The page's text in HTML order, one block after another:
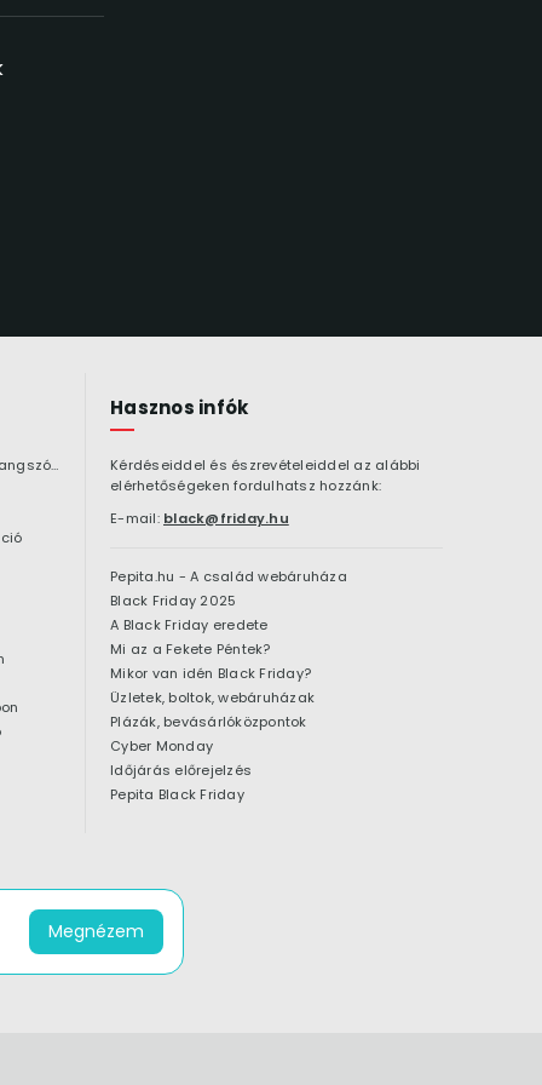
Bluetooth hangszóró
Hasznos infók
Kérdéseiddel és észrevételeiddel az alábbi
elérhetőségeken fordulhatsz hozzánk:
E-mail: black@friday.hu
Pepita.hu - A család webáruháza
Black Friday 2025
A Black Friday eredete
Mi az a Fekete Péntek?
Mikor van idén Black Friday?
Üzletek, boltok, webáruházak
Plázák, bevásárlóközpontok
Cyber Monday
Időjárás előrejelzés
Pepita Black Friday
Megnézem